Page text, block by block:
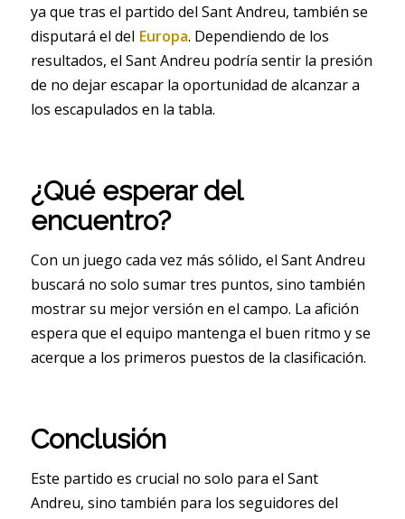
ya que tras el partido del Sant Andreu, también se
disputará el del Europa. Dependiendo de los
resultados, el Sant Andreu podría sentir la presión
de no dejar escapar la oportunidad de alcanzar a
los escapulados en la tabla.
¿Qué esperar del
encuentro?
Con un juego cada vez más sólido, el Sant Andreu
buscará no solo sumar tres puntos, sino también
mostrar su mejor versión en el campo. La afición
espera que el equipo mantenga el buen ritmo y se
acerque a los primeros puestos de la clasificación.
Conclusión
Este partido es crucial no solo para el Sant
Andreu, sino también para los seguidores del